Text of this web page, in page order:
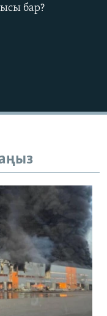
1080p
бар?